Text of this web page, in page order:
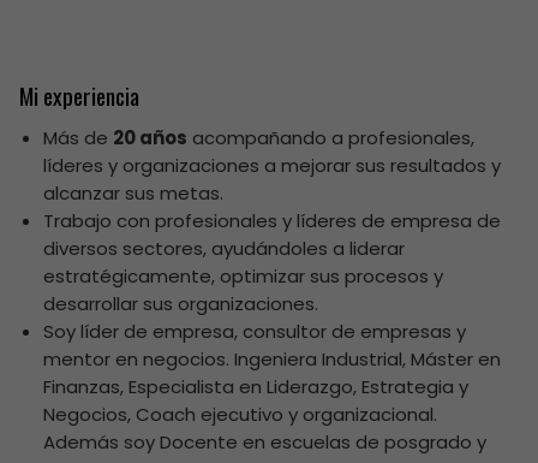
Mi experiencia
Más de 20 años acompañando a profesionales,
líderes y organizaciones a mejorar sus resultados y
alcanzar sus metas.
Trabajo con profesionales y líderes de empresa de
diversos sectores, ayudándoles a liderar
estratégicamente, optimizar sus procesos y
desarrollar sus organizaciones.
Soy líder de empresa, consultor de empresas y
mentor en negocios. Ingeniera Industrial, Máster en
Finanzas, Especialista en Liderazgo, Estrategia y
Negocios, Coach ejecutivo y organizacional.
Además soy Docente en escuelas de posgrado y